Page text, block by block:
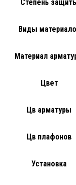
Степень
Виды
Материал
Цвет
Цв арматуры
Цв плафонов
Установка